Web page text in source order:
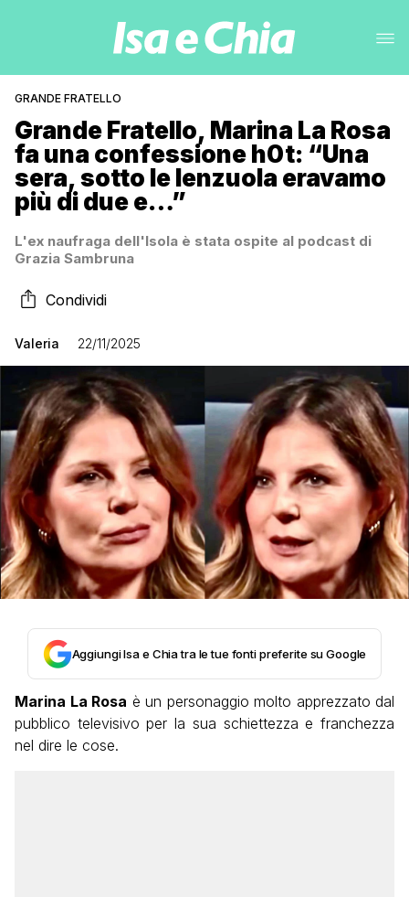
GRANDE FRATELLO
Grande Fratello, Marina La Rosa
fa una confessione h0t: “Una
sera, sotto le lenzuola eravamo
più di due e…”
L'ex naufraga dell'Isola è stata ospite al podcast di
Grazia Sambruna
Condividi
Valeria 22/11/2025
Aggiungi Isa e Chia tra le tue fonti preferite su Google
Marina La Rosa è un personaggio molto apprezzato dal
pubblico televisivo per la sua schiettezza e franchezza
nel dire le cose.